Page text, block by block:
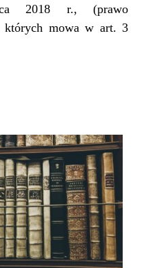
2018 r., (prawo
których mowa w art. 3